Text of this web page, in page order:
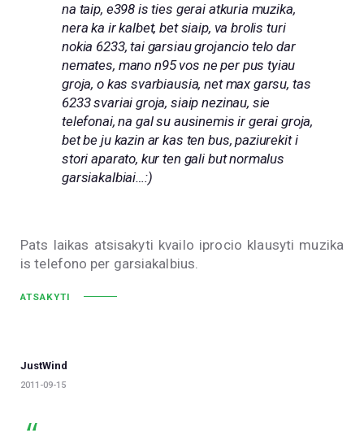
na taip, e398 is ties gerai atkuria muzika,
nera ka ir kalbet, bet siaip, va brolis turi
nokia 6233, tai garsiau grojancio telo dar
nemates, mano n95 vos ne per pus tyiau
groja, o kas svarbiausia, net max garsu, tas
6233 svariai groja, siaip nezinau, sie
telefonai, na gal su ausinemis ir gerai groja,
bet be ju kazin ar kas ten bus, paziurekit i
stori aparato, kur ten gali but normalus
garsiakalbiai…:)
Pats laikas atsisakyti kvailo iprocio klausyti muzika
is telefono per garsiakalbius.
ATSAKYTI
JustWind
2011-09-15